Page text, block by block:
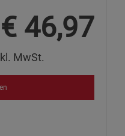
€ 46,97
MwSt.